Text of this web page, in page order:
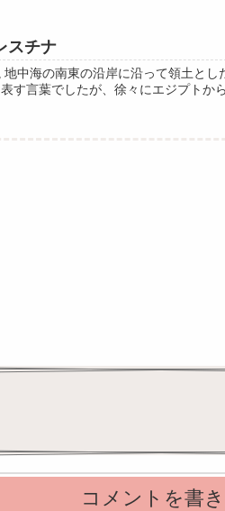
スチナ
地中海の南東の沿岸に沿って領土と
す言葉でしたが、徐々にエジプトか
コメントを書